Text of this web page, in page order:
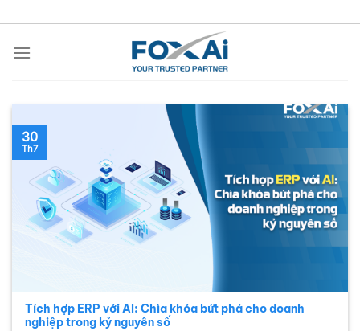
đến
nội
Tích hợp ERP với AI: Chìa khóa bứt phá cho doanh
nghiệp trong kỷ nguyên số
30
Th7